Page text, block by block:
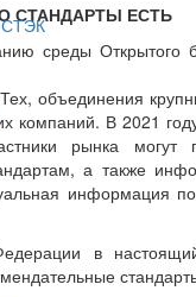
СТАНДАРТЫ ЕСТЬ
среды Открытого
объединения
компаний. В 2021
рынка могут
а также
информация
в